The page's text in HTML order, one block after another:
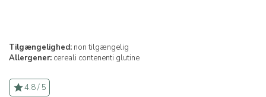
Tilgængelighed: non tilgængelig
Allergener: cereali contenenti glutine
4.8 / 5